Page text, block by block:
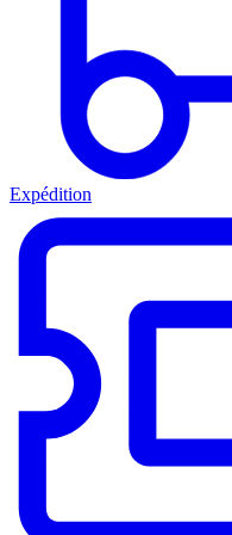
Expédition